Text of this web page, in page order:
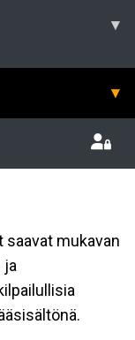
▾
▾
mukavan
ja